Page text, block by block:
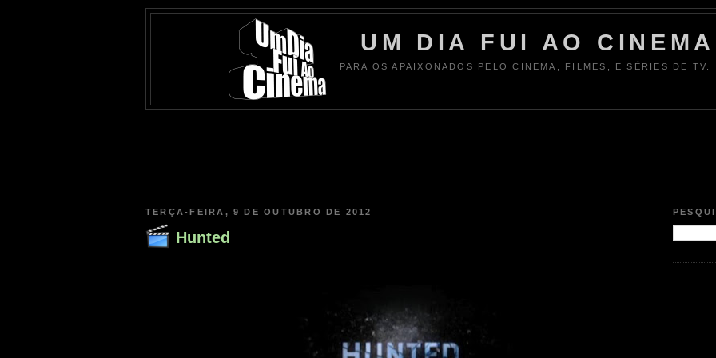
UM DIA FUI AO CINEMA
PARA OS APAIXONADOS PELO CINEMA, FILMES, E SÉRIES DE TV.
TERÇA-FEIRA, 9 DE OUTUBRO DE 2012
Hunted